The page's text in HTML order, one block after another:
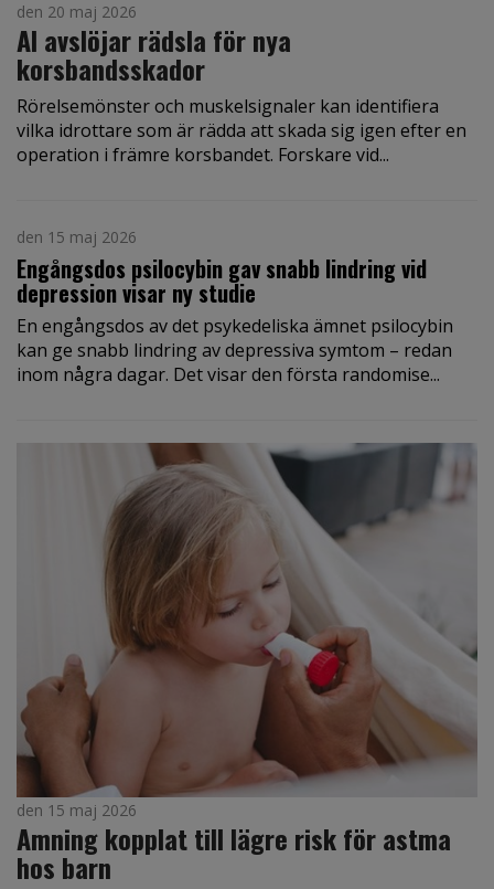
den 20 maj 2026
AI avslöjar rädsla för nya
korsbandsskador
Rörelsemönster och muskelsignaler kan identifiera
vilka idrottare som är rädda att skada sig igen efter en
operation i främre korsbandet. Forskare vid...
den 15 maj 2026
Engångsdos psilocybin gav snabb lindring vid
depression visar ny studie
En engångsdos av det psykedeliska ämnet psilocybin
kan ge snabb lindring av depressiva symtom – redan
inom några dagar. Det visar den första randomise...
den 15 maj 2026
Amning kopplat till lägre risk för astma
hos barn